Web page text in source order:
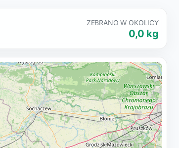
ZEBRANO W OKOLICY
0,0 kg